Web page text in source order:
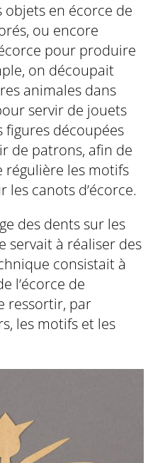
en écorce de
ou encore
pour produire
on découpait
animales dans
servir de jouets
figures découpées
de patrons, afin de
les motifs
les canots d’écorce.
des dents sur les
servait à réaliser des
consistait à
l’écorce de
ressortir, par
les motifs et les